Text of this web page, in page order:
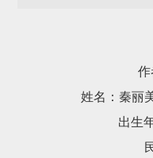
姓名：秦丽
出生